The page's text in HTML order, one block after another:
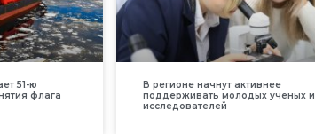
51-ю
флага
В регионе начнут активнее
поддерживать молодых ученых и
исследователей